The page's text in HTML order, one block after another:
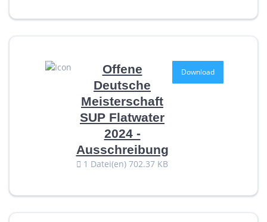
Offene
Deutsche
Meisterschaft
SUP Flatwater
2024 -
Ausschreibung
1 Datei(en) 702.37 KB
Download